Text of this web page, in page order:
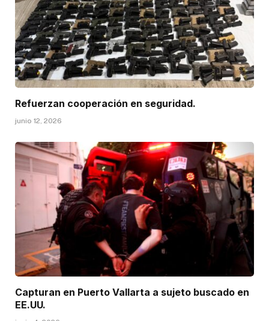
Refuerzan cooperación en seguridad.
junio 12, 2026
Capturan en Puerto Vallarta a sujeto buscado en
EE.UU.